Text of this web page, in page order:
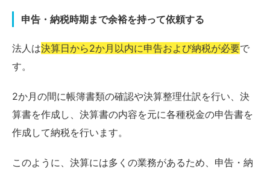
申告・納税時期まで余裕を持って依頼する
法人は決算日から2か月以内に申告および納税が必要で
す。
2か月の間に帳簿書類の確認や決算整理仕訳を行い、決
算書を作成し、決算書の内容を元に各種税金の申告書を
作成して納税を行います。
このように、決算には多くの業務があるため、申告・納